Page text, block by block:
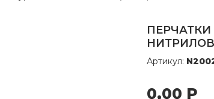
Артикул:
0,00 Р